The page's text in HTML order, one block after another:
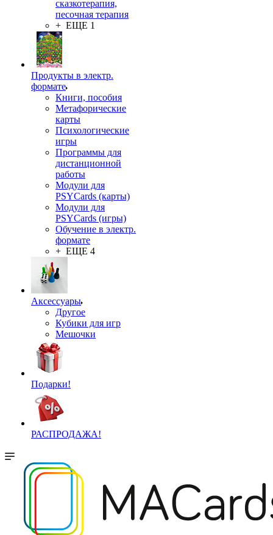
сказкотерапия,
песочная терапия
+ ЕЩЕ 1
Продукты в электр.
формате
Книги, пособия
Метафорические
карты
Психологические
игры
Программы для
дистанционной
работы
Модули для
PSYCards (карты)
Модули для
PSYCards (игры)
Обучение в электр.
формате
+ ЕЩЕ 4
Аксессуары
Другое
Кубики для игр
Мешочки
Подарки!
РАСПРОДАЖА!